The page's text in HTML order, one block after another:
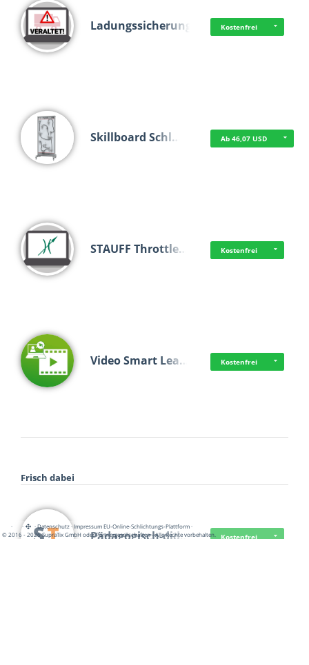
Ladungssicherung Kostenfrei
Skillboard Schl… Ab 46,07 USD
STAUFF Throttle… Kostenfrei
Video Smart Lea… Kostenfrei
Frisch dabei
Pädagogisch-did… Kostenfrei
· · ·Datenschutz·Impressum EU-Online-Schlichtungs-Plattform·
© 2016 - 2026 SupraTix GmbH oder Partnergesellschaften - Alle Rechte vorbehalten.